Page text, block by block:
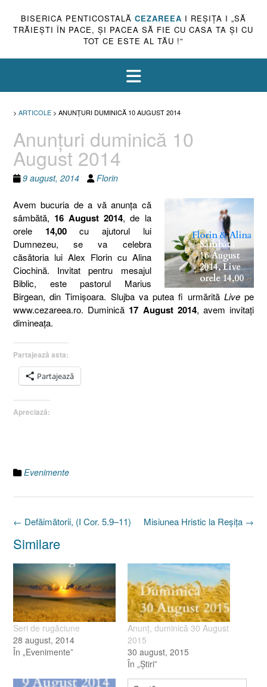
BISERICA PENTICOSTALĂ CEZAREEA I REŞIŢA I „SĂ
TRĂIEŞTI ÎN PACE, ŞI PACEA SĂ FIE CU CASA TA ŞI CU
TOT CE ESTE AL TĂU !”
> ARTICOLE > ANUNŢURI DUMINICĂ 10 AUGUST 2014
Anunţuri duminică 10
August 2014
9 august, 2014 Florin
Avem bucuria de a vă anunţa că
sâmbătă, 16 August 2014, de la
orele 14,00cu ajutorul lui
Dumnezeu, se va celebra
căsătoria lui Alex Florin cu Alina
Ciochină. Invitat pentru mesajul
Biblic, este pastorul Marius
Birgean, din Timişoara. Slujba va putea fi urmărită Livepe
www.cezareea.ro. Duminică 17 August 2014, avem invitaţi
dimineaţa.
Partajează asta:
Partajează
Apreciază:
Evenimente
Post
Misiunea Hristic la Reşiţa →
← Defăimătorii, (I Cor. 5.9–11)
Similare
Seri de rugăciune
28 august, 2014
În „Evenimente”
Anunţ, duminică 30 August
2015
30 august, 2015
În „Ştiri”